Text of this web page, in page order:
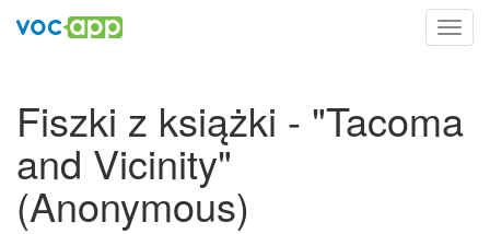
Fiszki z książki - "Tacoma
and Vicinity"
(Anonymous)